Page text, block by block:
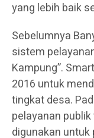
yang lebih baik
Sebelumnya
sistem
Kampung”.
2016 untuk
tingkat desa.
pelayanan
digunakan